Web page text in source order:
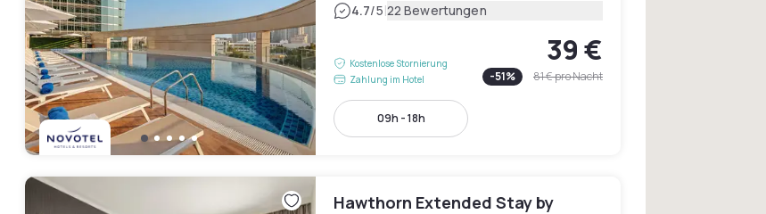
4.7/5|22 Bewertungen
Kostenlose Stornierung
Zahlung im Hotel
39 €
-51% 81 €pro Nacht
09h - 18h
Hawthorn Extended Stay by